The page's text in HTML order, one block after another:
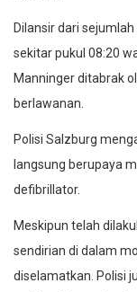
Dilansir dari
sekitar pukul 08:20
Manninger ditabrak
berlawanan.
Polisi Salzburg
langsung berupaya
defibrillator.
Meskipun telah
sendirian di dalam
diselamatkan. Polisi